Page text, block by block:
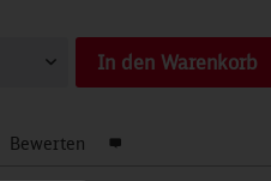
In den Warenkorb
Bewerten